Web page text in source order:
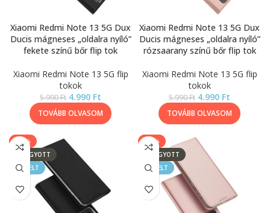
Xiaomi Redmi Note 13 5G Dux
Ducis mágneses „oldalra nyíló”
fekete színű bőr flip tok
Xiaomi Redmi Note 13 5G flip
tokok
5.990Ft 4.990 Ft
TOVÁBB OLVASOM
Xiaomi Redmi Note 13 5G Dux
Ducis mágneses „oldalra nyíló”
rózsaarany színű bőr flip tok
Xiaomi Redmi Note 13 5G flip
tokok
5.990Ft 4.990 Ft
TOVÁBB OLVASOM
-17%
ELFOGYOTT
KIEMELT
-17%
ELFOGYOTT
KIEMELT